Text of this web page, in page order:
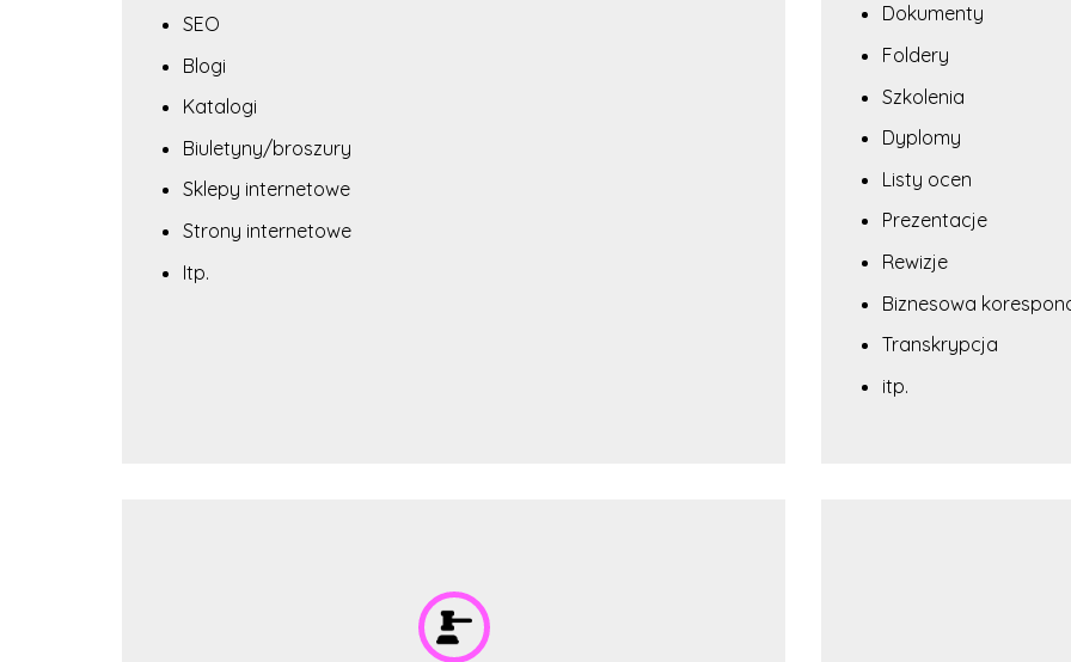
SEO
Blogi
Katalogi
Biuletyny/broszury
Sklepy internetowe
Strony internetowe
Itp.
Dokumenty
Foldery
Szkolenia
Dyplomy
Listy ocen
Prezentacje
Rewizje
Biznesowa
Transkrypcja
itp.